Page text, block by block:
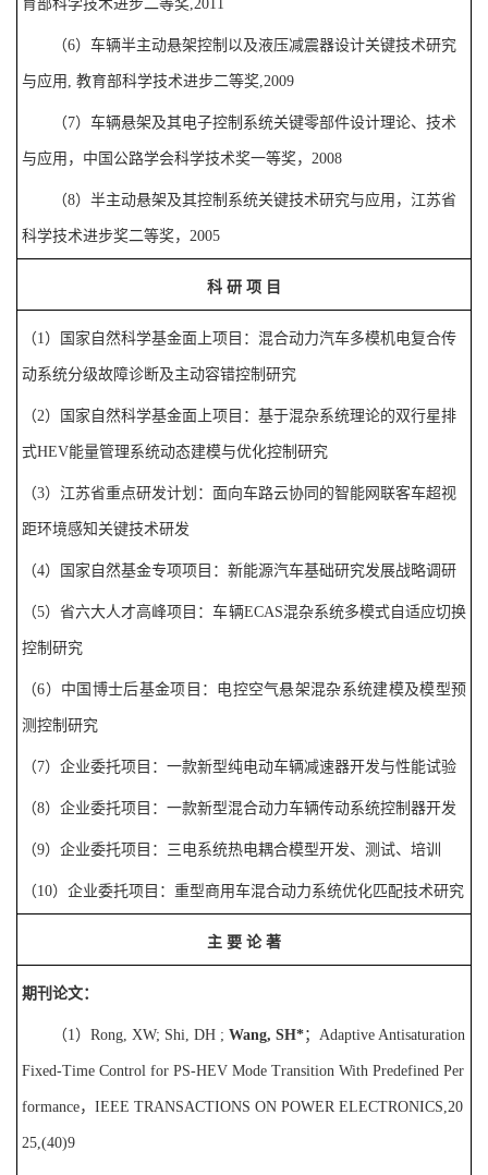
育部科学技术进步二等奖,2011
（6） 车辆半主动悬架控制以及液压减震器设计关键技术研究
与应用 , 教育部科学技术进步二等奖,2009
（7） 车辆悬架及其电子控制系统关键零部件设计理论、技术
与应用，中国公路学会科学技术奖一等奖， 2008
（8） 半主动悬架及其控制系统关键技术研究与应用，江苏省
科学技术进步奖二等奖， 2005
科 研 项 目
（1） 国家自然科学基金面上项目：混合动力汽车多模机电复合传
动系统分级故障诊断及主动容错控制研究
（2） 国家自然科学基金面上项目：基于混杂系统理论的双行星排
式HEV能量管理系统动态建模与优化控制研究
（3） 江苏省重点研发计划：面向车路云协同的智能网联客车超视
距环境感知关键技术研发
（4） 国家自然基金专项项目：新能源汽车基础研究发展战略调研
（5）省六大人才高峰项目：车辆ECAS混杂系统多模式自适应切换
控制研究
（6） 中国博士后基金项目：电控空气悬架混杂系统建模及模型预
测控制研究
（7） 企业委托项目： 一款新型纯电动车辆减速器开发与性能试验
（8） 企业委托项目： 一款新型混合动力车辆传动系统控制器开发
（9） 企业委托项目：三电系统热电耦合模型开发、测试、培训
（10） 企业委托项目：重型商用车混合动力系统优化匹配技术研究
主 要 论 著
期刊论文：
（1） Rong, XW; Shi, DH ; Wang, SH*； Adaptive Antisaturation
Fixed-Time Control for PS-HEV Mode Transition With Predefined Per
formance， IEEE TRANSACTIONS ON POWER ELECTRONICS,20
25,(40)9